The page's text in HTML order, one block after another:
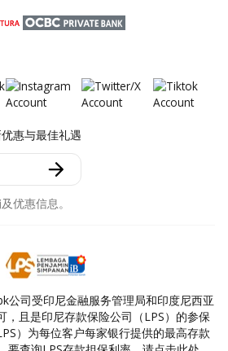
惠与最佳礼遇
优惠信息。
公司受印尼金融服务管理局和印度尼西亚
，且是印尼存款保险公司（LPS）的参保
）为每位客户每家银行提供的最高存款